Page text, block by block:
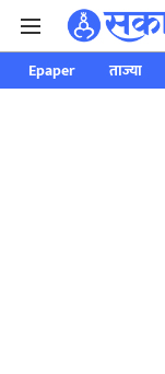
Epaper ताज्या